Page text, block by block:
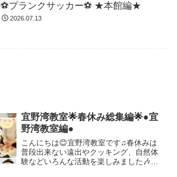
⚽️プランクサッカー⚽️ ★本館編★
2026.07.13
宜野湾教室🌟春休み総集編🌟●宜
野湾教室編●
こんにちは😊宜野湾教室です♫春休みは
普段出来ない遠出やクッキング、自然体
験などいろんな活動を楽しみました🎶春